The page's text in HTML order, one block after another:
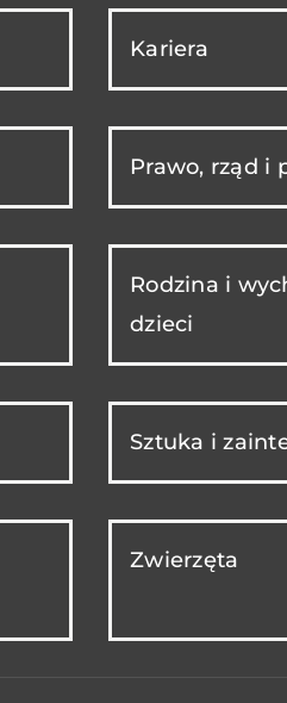
Kariera
Prawo, rząd i
Rodzina i
dzieci
Sztuka i
Zwierzęta